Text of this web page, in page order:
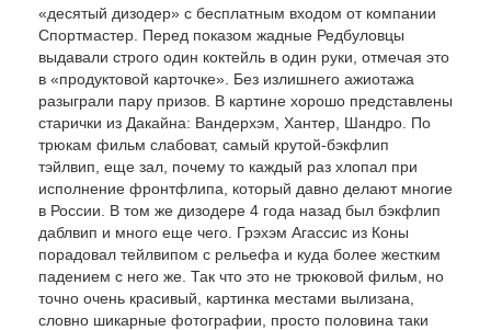
«десятый дизодер» с бесплатным входом от компании
Спортмастер. Перед показом жадные Редбуловцы
выдавали строго один коктейль в один руки, отмечая это
в «продуктовой карточке». Без излишнего ажиотажа
разыграли пару призов. В картине хорошо представлены
старички из Дакайна: Вандерхэм, Хантер, Шандро. По
трюкам фильм слабоват, самый крутой-бэкфлип
тэйлвип, еще зал, почему то каждый раз хлопал при
исполнение фронтфлипа, который давно делают многие
в России. В том же дизодере 4 года назад был бэкфлип
даблвип и много еще чего. Грэхэм Агассис из Коны
порадовал тейлвипом с рельефа и куда более жестким
падением с него же. Так что это не трюковой фильм, но
точно очень красивый, картинка местами вылизана,
словно шикарные фотографии, просто половина таки